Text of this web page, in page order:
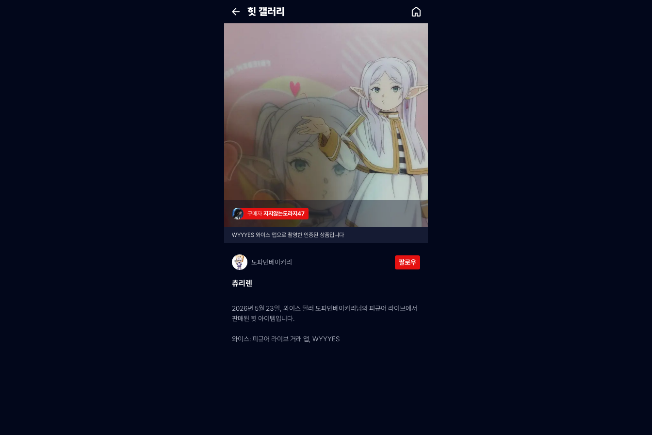
힛 갤러리
구매자 지지않는도라지47
WYYYES 와이스 앱으로 촬영한 인증된 상품입니다
도파민베이커리 팔로우
츄리렌
2026년 5월 23일, 와이스 딜러 도파민베이커리님의 피규어 라이브에서
판매된 힛 아이템입니다.
와이스: 피규어 라이브 거래 앱, WYYYES